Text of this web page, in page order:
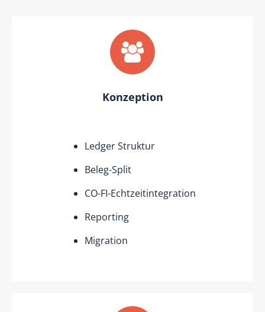
Konzeption
Ledger Struktur
Beleg-Split
CO-FI-Echtzeitintegration
Reporting
Migration